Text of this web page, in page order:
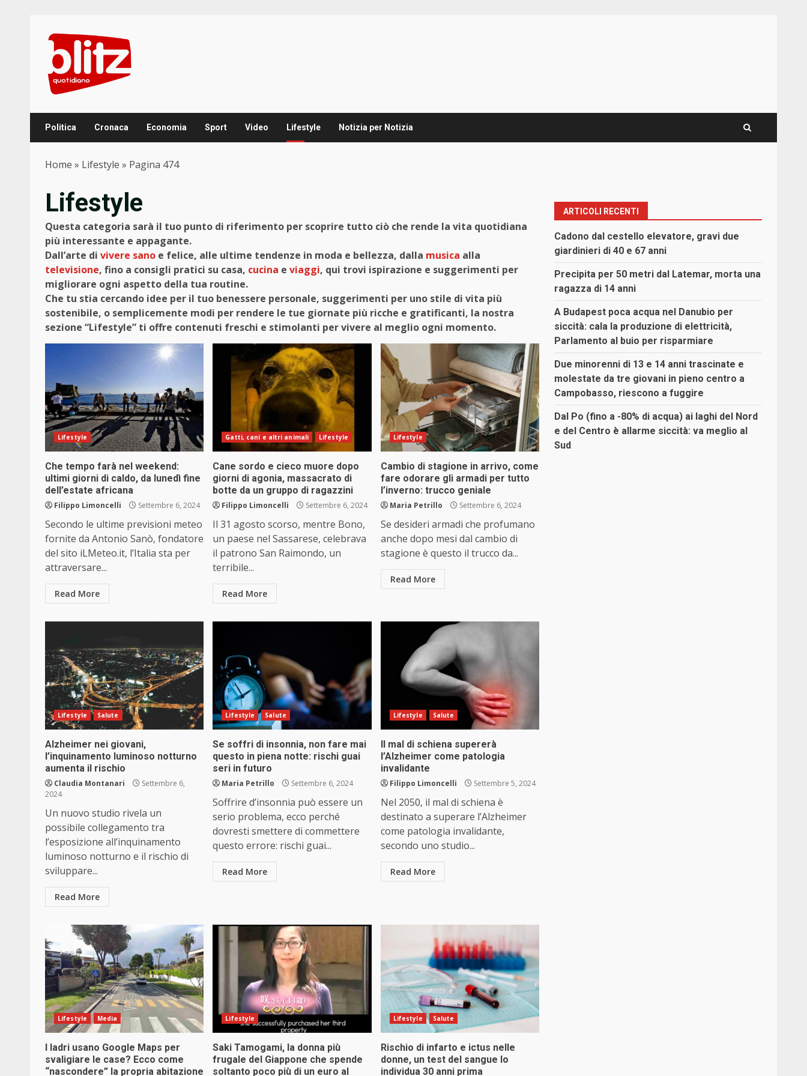
content
Politica Cronaca Economia Sport Video Lifestyle Notizia per Notizia
Home » Lifestyle » Pagina 474
Lifestyle
Questa categoria sarà il tuo punto di riferimento per scoprire tutto ciò che rende la vita quotidiana
più interessante e appagante.
Dall’arte di vivere sano e felice, alle ultime tendenze in moda e bellezza, dalla musica alla
televisione, fino a consigli pratici su casa, cucina e viaggi, qui trovi ispirazione e suggerimenti per
migliorare ogni aspetto della tua routine.
Che tu stia cercando idee per il tuo benessere personale, suggerimenti per uno stile di vita più
sostenibile, o semplicemente modi per rendere le tue giornate più ricche e gratificanti, la nostra
sezione “Lifestyle” ti offre contenuti freschi e stimolanti per vivere al meglio ogni momento.
Lifestyle
Che tempo farà nel weekend:
ultimi giorni di caldo, da lunedì fine
dell’estate africana
Filippo Limoncelli Settembre 6, 2024
Secondo le ultime previsioni meteo
fornite da Antonio Sanò, fondatore
del sito iLMeteo.it, l’Italia sta per
attraversare...
Read More
Gatti, cani e altri animali Lifestyle
Cane sordo e cieco muore dopo
giorni di agonia, massacrato di
botte da un gruppo di ragazzini
Filippo Limoncelli Settembre 6, 2024
Il 31 agosto scorso, mentre Bono,
un paese nel Sassarese, celebrava
il patrono San Raimondo, un
terribile...
Read More
Lifestyle
Cambio di stagione in arrivo, come
fare odorare gli armadi per tutto
l’inverno: trucco geniale
Maria Petrillo Settembre 6, 2024
Se desideri armadi che profumano
anche dopo mesi dal cambio di
stagione è questo il trucco da...
Read More
Lifestyle Salute
Alzheimer nei giovani,
l’inquinamento luminoso notturno
aumenta il rischio
Claudia Montanari
Settembre 6,
2024
Un nuovo studio rivela un
possibile collegamento tra
l’esposizione all’inquinamento
luminoso notturno e il rischio di
sviluppare...
Read More
Lifestyle Salute
Se soffri di insonnia, non fare mai
questo in piena notte: rischi guai
seri in futuro
Maria Petrillo Settembre 6, 2024
Soffrire d’insonnia può essere un
serio problema, ecco perché
dovresti smettere di commettere
questo errore: rischi guai...
Read More
Lifestyle Salute
Il mal di schiena supererà
l’Alzheimer come patologia
invalidante
Filippo Limoncelli Settembre 5, 2024
Nel 2050, il mal di schiena è
destinato a superare l’Alzheimer
come patologia invalidante,
secondo uno studio...
Read More
Lifestyle Media
I ladri usano Google Maps per
svaligiare le case? Ecco come
“nascondere” la propria abitazione
Lifestyle
Saki Tamogami, la donna più
frugale del Giappone che spende
soltanto poco più di un euro al
Lifestyle Salute
Rischio di infarto e ictus nelle
donne, un test del sangue lo
individua 30 anni prima
ARTICOLI RECENTI
Cadono dal cestello elevatore, gravi due
giardinieri di 40 e 67 anni
Precipita per 50 metri dal Latemar, morta una
ragazza di 14 anni
A Budapest poca acqua nel Danubio per
siccità: cala la produzione di elettricità,
Parlamento al buio per risparmiare
Due minorenni di 13 e 14 anni trascinate e
molestate da tre giovani in pieno centro a
Campobasso, riescono a fuggire
Dal Po (fino a -80% di acqua) ai laghi del Nord
e del Centro è allarme siccità: va meglio al
Sud